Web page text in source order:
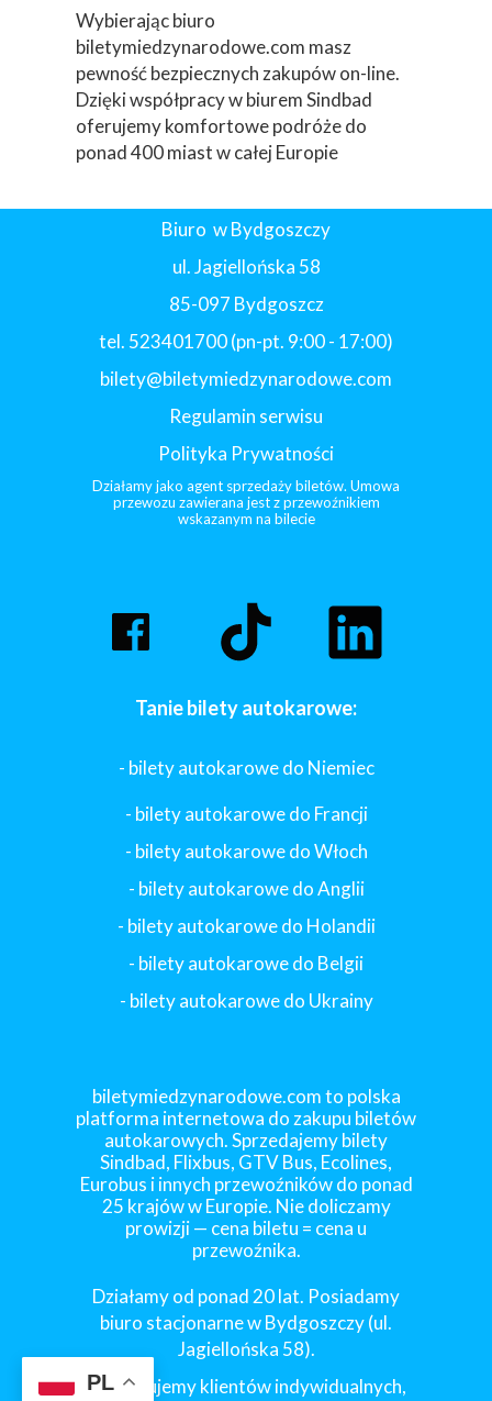
PL
Wybierając biuro
biletymiedzynarodowe.com masz
pewność bezpiecznych zakupów on-line.
Dzięki współpracy w biurem Sindbad
oferujemy komfortowe podróże do
ponad 400 miast w całej Europie
biletymiedzynarodowe.com to polska
platforma internetowa do zakupu biletów
autokarowych. Sprzedajemy bilety
Sindbad, Flixbus, GTV Bus, Ecolines,
Eurobus i innych przewoźników do ponad
25 krajów w Europie. Nie doliczamy
prowizji — cena biletu = cena u
przewoźnika.
Działamy od ponad 20 lat. Posiadamy
biuro stacjonarne w Bydgoszczy (ul.
Jagiellońska 58).
Obsługujemy klientów indywidualnych,
Tanie bilety autokarowe:
- bilety autokarowe do Niemiec
- bilety autokarowe do Francji
- bilety autokarowe do Włoch
- bilety autokarowe do Anglii
- bilety autokarowe do Holandii
- bilety autokarowe do Belgii
- bilety autokarowe do Ukrainy
Biuro w Bydgoszczy
ul. Jagiellońska 58
85-097 Bydgoszcz
tel. 523401700 (pn-pt. 9:00 - 17:00)
bilety@biletymiedzynarodowe.com
Regulamin serwisu
Polityka Prywatności
Działamy jako agent sprzedaży biletów. Umowa
przewozu zawierana jest z przewoźnikiem
wskazanym na bilecie